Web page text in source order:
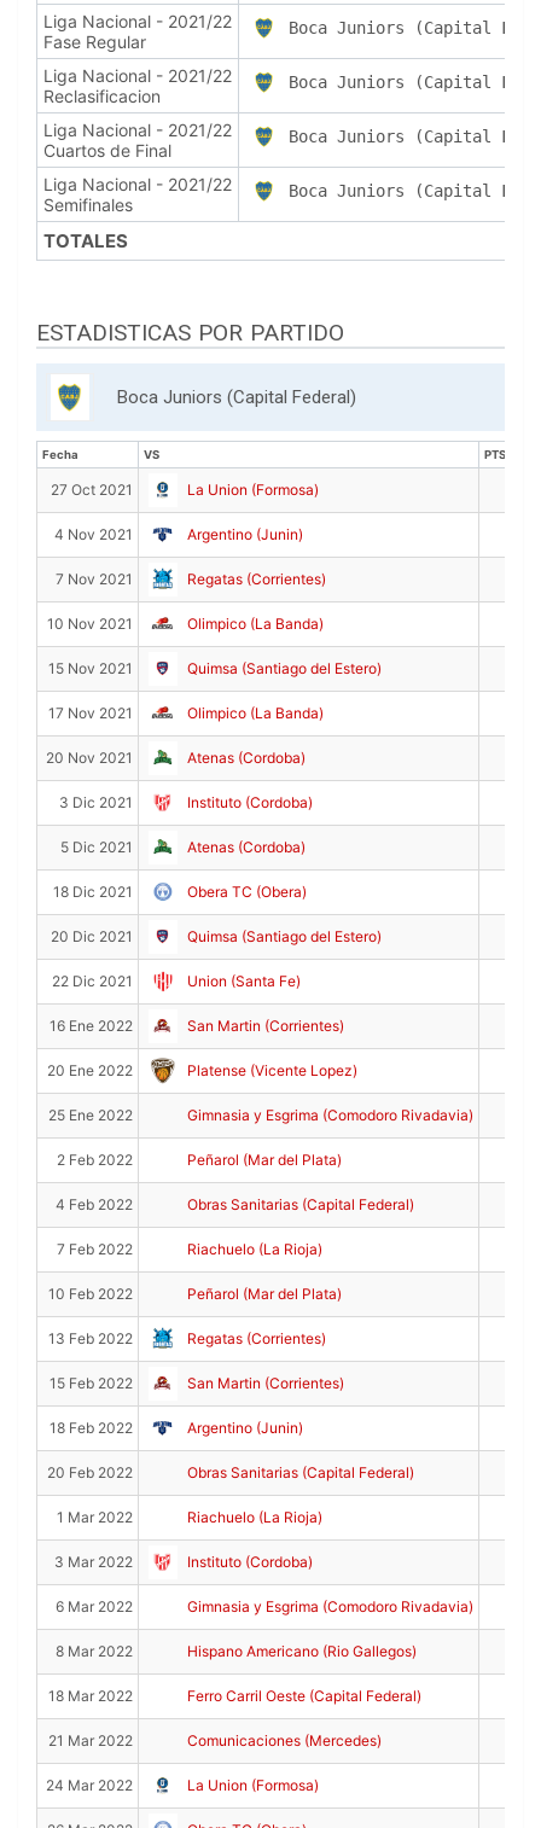
Liga Nacional - 2021/22
Fase Regular
Boca Juniors (Capital
Liga Nacional - 2021/22
Reclasificacion
Boca Juniors (Capital
Liga Nacional - 2021/22
Cuartos de Final
Boca Juniors (Capital
Liga Nacional - 2021/22
Semifinales
Boca Juniors (Capital
TOTALES
ESTADISTICAS POR PARTIDO
Boca Juniors (Capital Federal)
Fecha VS
PTS
27 Oct 2021 La Union (Formosa)
4 Nov 2021 Argentino (Junin)
7 Nov 2021 Regatas (Corrientes)
10 Nov 2021 Olimpico (La Banda)
15 Nov 2021 Quimsa (Santiago del Estero)
17 Nov 2021 Olimpico (La Banda)
20 Nov 2021 Atenas (Cordoba)
3 Dic 2021 Instituto (Cordoba)
5 Dic 2021 Atenas (Cordoba)
18 Dic 2021 Obera TC (Obera)
20 Dic 2021 Quimsa (Santiago del Estero)
22 Dic 2021 Union (Santa Fe)
16 Ene 2022 San Martin (Corrientes)
20 Ene 2022 Platense (Vicente Lopez)
25 Ene 2022 Gimnasia y Esgrima (Comodoro Rivadavia)
2 Feb 2022 Peñarol (Mar del Plata)
4 Feb 2022 Obras Sanitarias (Capital Federal)
7 Feb 2022 Riachuelo (La Rioja)
10 Feb 2022 Peñarol (Mar del Plata)
13 Feb 2022 Regatas (Corrientes)
15 Feb 2022 San Martin (Corrientes)
18 Feb 2022 Argentino (Junin)
20 Feb 2022 Obras Sanitarias (Capital Federal)
1 Mar 2022 Riachuelo (La Rioja)
3 Mar 2022 Instituto (Cordoba)
6 Mar 2022 Gimnasia y Esgrima (Comodoro Rivadavia)
8 Mar 2022 Hispano Americano (Rio Gallegos)
18 Mar 2022 Ferro Carril Oeste (Capital Federal)
21 Mar 2022 Comunicaciones (Mercedes)
24 Mar 2022 La Union (Formosa)